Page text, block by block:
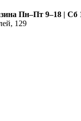
Пн–Пт 9–18 | Сб
129